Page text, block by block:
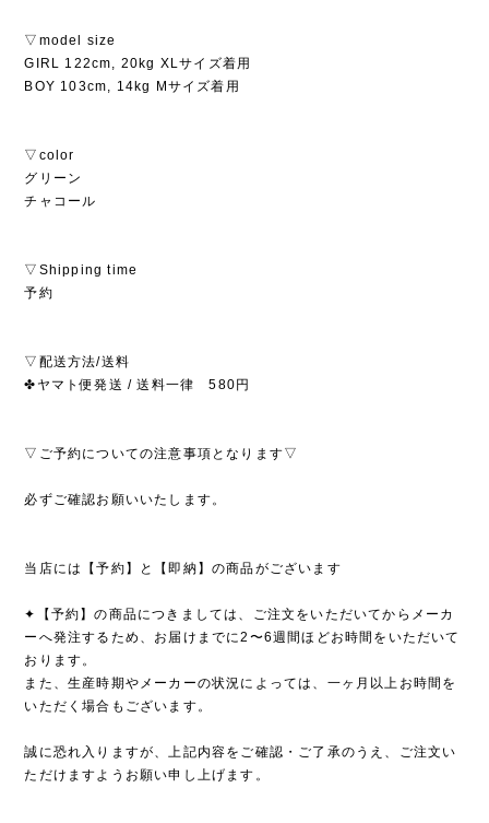
▽model size
GIRL 122cm, 20kg XLサイズ着用
BOY 103cm, 14kg Mサイズ着用
▽color
グリーン
チャコール
▽Shipping time
予約
▽配送方法/送料
✤ヤマト便発送 / 送料一律 580円
▽ご予約についての注意事項となります▽
必ずご確認お願いいたします。
当店には【予約】と【即納】の商品がございます
✦【予約】の商品につきましては、ご注文をいただいてからメーカ
ーへ発注するため、お届けまでに2〜6週間ほどお時間をいただいて
おります。
また、生産時期やメーカーの状況によっては、一ヶ月以上お時間を
いただく場合もございます。
誠に恐れ入りますが、上記内容をご確認・ご了承のうえ、ご注文い
ただけますようお願い申し上げます。